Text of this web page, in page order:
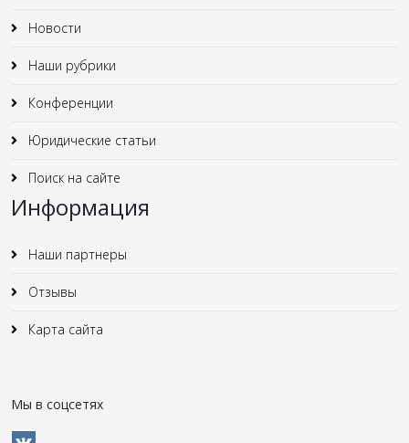
Новости
Наши рубрики
Конференции
Юридические статьи
Поиск на сайте
Информация
Наши партнеры
Отзывы
Карта сайта
Мы в соцсетях